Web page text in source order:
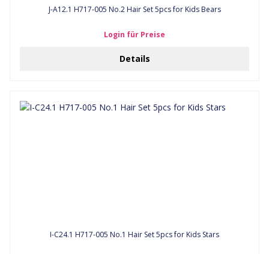
J-A12.1 H717-005 No.2 Hair Set 5pcs for Kids Bears
Login für Preise
Details
I-C24.1 H717-005 No.1 Hair Set 5pcs for Kids Stars